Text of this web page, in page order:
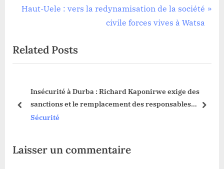
l’article
v
u
s
s
N
t
P
t
Haut-Uele : vers la redynamisation de la société
civile forces vives à Watsa
Related Posts
Insécurité à Durba : Richard Kaponirwe exige des
sanctions et le remplacement des responsables
défaillants
Sécurité
prev next
Laisser un commentaire